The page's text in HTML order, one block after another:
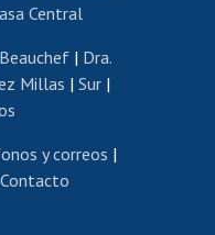
de títulos
Estudiantil
Central
Beauchef| Dra.
Millas | Sur |
y correos |
Contacto